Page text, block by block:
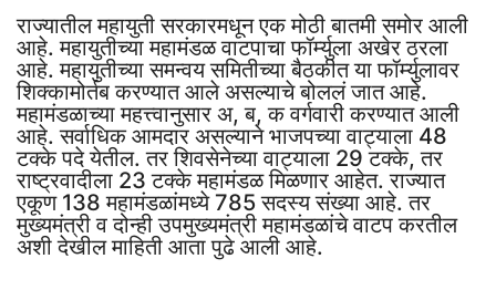
राज्यातील महायुती सरकारमधून एक मोठी बातमी समोर आली
आहे. महायुतीच्या महामंडळ वाटपाचा फॉर्म्युला अखेर ठरला
आहे. महायुतीच्या समन्वय समितीच्या बैठकीत या फॉर्म्युलावर
शिक्कामोर्तब करण्यात आले असल्याचे बोललं जात आहे.
महामंडळाच्या महत्त्वानुसार अ, ब, क वर्गवारी करण्यात आली
आहे. सर्वाधिक आमदार असल्याने भाजपच्या वाट्याला 48
टक्के पदे येतील. तर शिवसेनेच्या वाट्याला 29 टक्के, तर
राष्ट्रवादीला 23 टक्के महामंडळ मिळणार आहेत. राज्यात
एकूण 138 महामंडळांमध्ये 785 सदस्य संख्या आहे. तर
मुख्यमंत्री व दोन्ही उपमुख्यमंत्री महामंडळांचे वाटप करतील
अशी देखील माहिती आता पुढे आली आहे.